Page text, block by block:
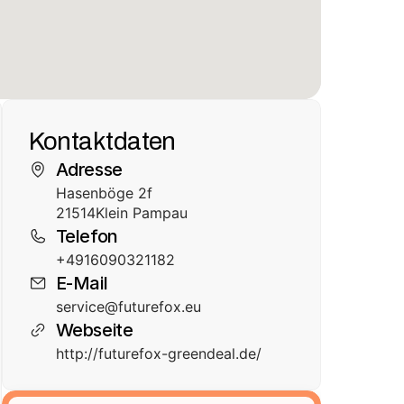
Kontaktdaten
Adresse
Hasenböge 2f
21514Klein Pampau
Telefon
+4916090321182
E-Mail
service@futurefox.eu
Webseite
http://futurefox-greendeal.de/